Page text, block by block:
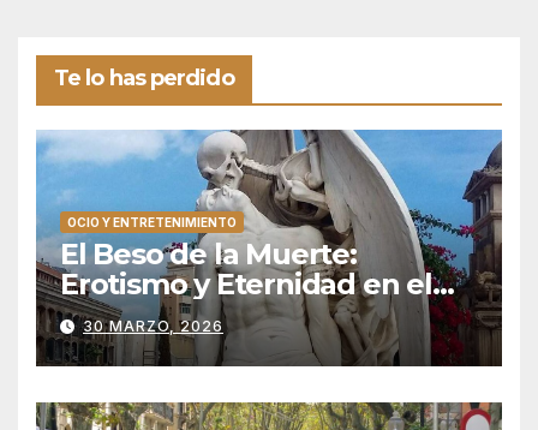
Te lo has perdido
OCIO Y ENTRETENIMIENTO
El Beso de la Muerte:
Erotismo y Eternidad en el
Silencio de Poblenou
30 MARZO, 2026